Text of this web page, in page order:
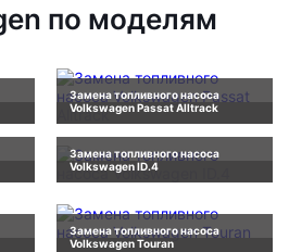
по моделям
Замена топливного насоса
Volkswagen Passat Alltrack
Замена топливного насоса
Volkswagen ID.4
Замена топливного насоса
Volkswagen Touran